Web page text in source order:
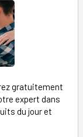
gratuitement
expert dans
du jour et